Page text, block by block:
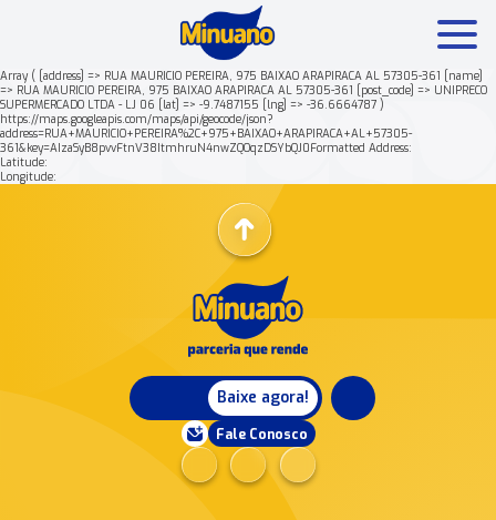
Array ( [address] => RUA MAURICIO PEREIRA, 975 BAIXAO ARAPIRACA AL 57305-361 [name]
=> RUA MAURICIO PEREIRA, 975 BAIXAO ARAPIRACA AL 57305-361 [post_code] => UNIPRECO
SUPERMERCADO LTDA - LJ 06 [lat] => -9.7487155 [lng] => -36.6664787 )
https://maps.googleapis.com/maps/api/geocode/json?
address=RUA+MAURICIO+PEREIRA%2C+975+BAIXAO+ARAPIRACA+AL+57305-
361&key=AIzaSyB8pvvFtnV38ItmhruN4nwZQOqzDSYbQJ0Formatted Address:
Latitude:
Longitude:
Baixe agora!
Fale Conosco
Mais buscados: Produtos Minuano Rende +
Nossa história